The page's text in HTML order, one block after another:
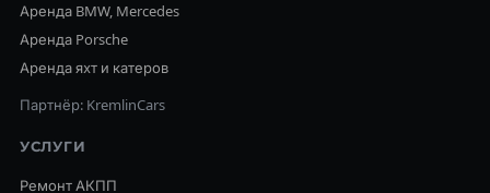
Аренда BMW, Mercedes
Аренда Porsche
Аренда яхт и катеров
Партнёр: KremlinCars
УСЛУГИ
Ремонт АКПП